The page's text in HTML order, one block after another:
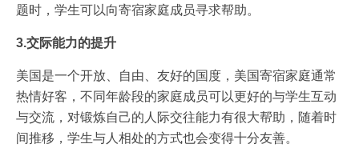
题时，学生可以向寄宿家庭成员寻求帮助。
3.交际能力的提升
美国是一个开放、自由、友好的国度，美国寄宿家庭通常
热情好客，不同年龄段的家庭成员可以更好的与学生互动
与交流，对锻炼自己的人际交往能力有很大帮助，随着时
间推移，学生与人相处的方式也会变得十分友善。